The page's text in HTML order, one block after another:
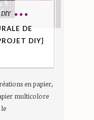
DIY
DE
DIY}
en papier,
multicolore